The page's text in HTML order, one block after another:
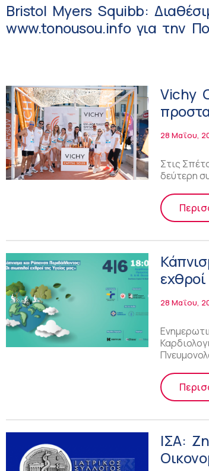
Bristol Myers Squibb:
www.tonousou.info για την
Vichy
28 Μαΐου,
Στις
δεύτερη
28 Μαΐου,
ΙΣΑ: